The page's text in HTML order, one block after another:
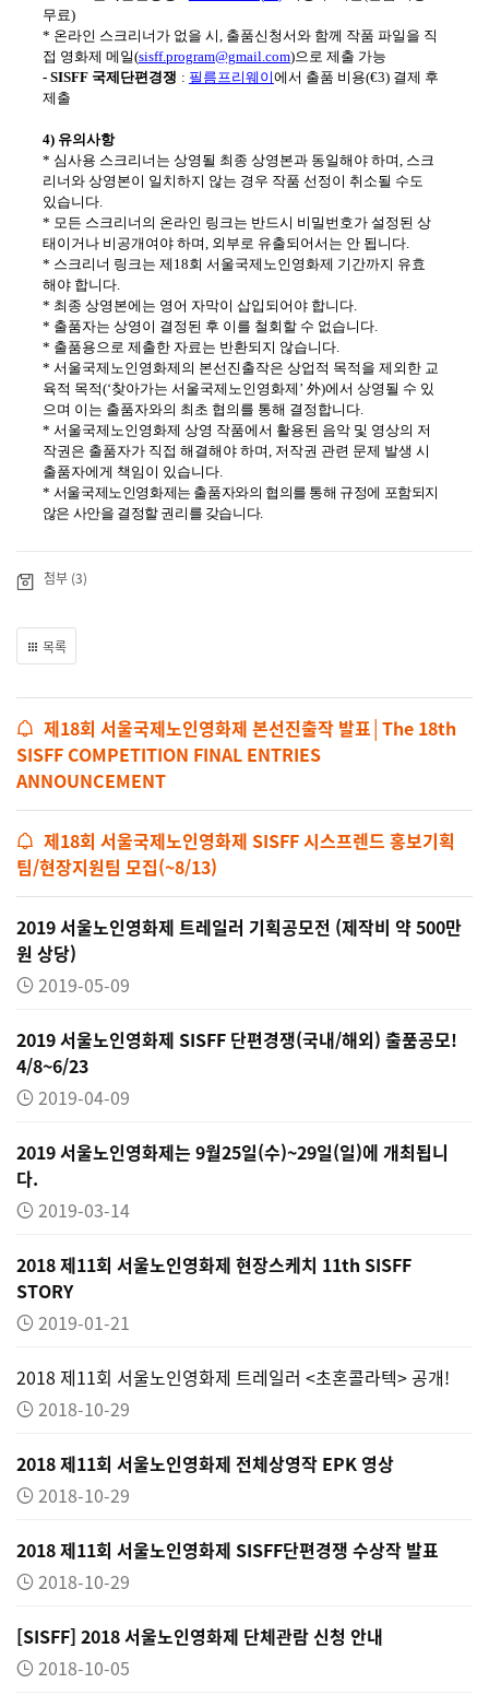
무료)
* 온라인 스크리너가 없을 시 출품신청서와 함께 작품 파일을 직
접 영화제 메일(sisff.program@gmail.com)으로 제출 가능
- SISFF 국제단편경쟁 : 필름프리웨이에서 출품 비용(€3) 결제 후
제출
4) 유의사항
* 심사용 스크리너는 상영될 최종 상영본과 동일해야 하며 스크
리너와 상영본이 일치하지 않는 경우 작품 선정이 취소될 수도
있습니다.
* 모든 스크리너의 온라인 링크는 반드시 비밀번호가 설정된 상
태이거나 비공개여야 하며 외부로 유출되어서는 안 됩니다.
* 스크리너 링크는 제 18회 서울국제노인영화제 기간까지 유효
해야 합니다.
* 최종 상영본에는 영어 자막이 삽입되어야 합니다.
* 출품자는 상영이 결정된 후 이를 철회할 수 없습니다.
* 출품용으로 제출한 자료는 반환되지 않습니다.
* 서울국제노인영화제의 본선진출작은 상업적 목적을 제외한 교
육적 목적(‘찾아가는 서울국제노인영화제 ’ 外)에서 상영될 수 있
으며 이는 출품자와의 최초 협의를 통해 결정합니다.
* 서울국제노인영화제 상영 작품에서 활용된 음악 및 영상의 저
작권은 출품자가 직접 해결해야 하며 저작권 관련 문제 발생 시
출품자에게 책임이 있습니다.
* 서울국제노인영화제는 출품자와의 협의를 통해 규정에 포함되지
않은 사안을 결정할 권리를 갖습니다.
첨부 (3)
목록
제18회 서울국제노인영화제 본선진출작 발표│The 18th
SISFF COMPETITION FINAL ENTRIES
ANNOUNCEMENT
제18회 서울국제노인영화제 SISFF 시스프렌드 홍보기획
팀/현장지원팀 모집(~8/13)
2019 서울노인영화제 트레일러 기획공모전 (제작비 약 500만
원 상당)
2019-05-09
2019 서울노인영화제 SISFF 단편경쟁(국내/해외) 출품공모!
4/8~6/23
2019-04-09
2019 서울노인영화제는 9월25일(수)~29일(일)에 개최됩니
다.
2019-03-14
2018 제11회 서울노인영화제 현장스케치 11th SISFF
STORY
2019-01-21
2018 제11회 서울노인영화제 트레일러 <초혼콜라텍> 공개!
2018-10-29
2018 제11회 서울노인영화제 전체상영작 EPK 영상
2018-10-29
2018 제11회 서울노인영화제 SISFF단편경쟁 수상작 발표
2018-10-29
[SISFF] 2018 서울노인영화제 단체관람 신청 안내
2018-10-05